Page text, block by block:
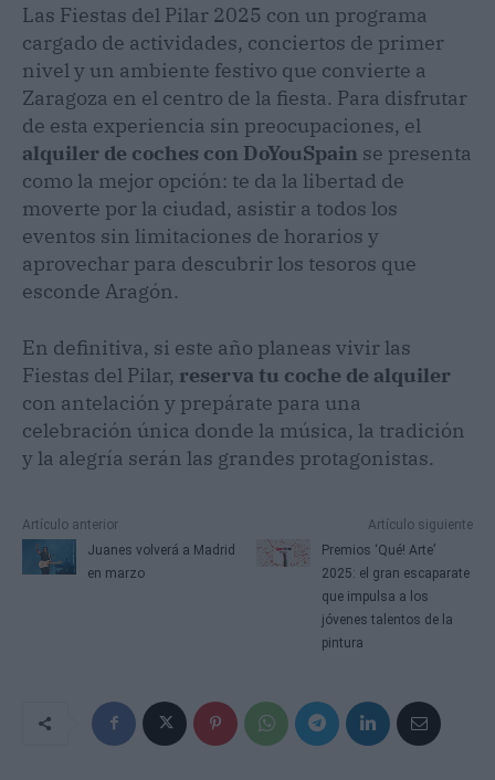
Las Fiestas del Pilar 2025 con un programa
cargado de actividades, conciertos de primer
nivel y un ambiente festivo que convierte a
Zaragoza en el centro de la fiesta. Para disfrutar
de esta experiencia sin preocupaciones, el
alquiler de coches con DoYouSpain se presenta
como la mejor opción: te da la libertad de
moverte por la ciudad, asistir a todos los
eventos sin limitaciones de horarios y
aprovechar para descubrir los tesoros que
esconde Aragón.
En definitiva, si este año planeas vivir las
Fiestas del Pilar, reserva tu coche de alquiler
con antelación y prepárate para una
celebración única donde la música, la tradición
y la alegría serán las grandes protagonistas.
Artículo anterior
Juanes volverá a Madrid
en marzo
Artículo siguiente
Premios ‘Qué! Arte’
2025: el gran escaparate
que impulsa a los
jóvenes talentos de la
pintura